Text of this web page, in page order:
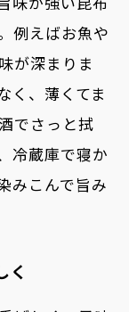
例えばお魚や
が深まりま
く、薄くてま
でさっと拭
冷蔵庫で寝か
みこんで旨み
く